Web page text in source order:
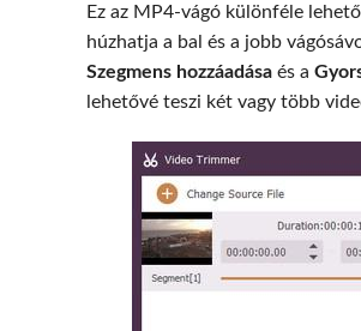
Ez az MP4-vágó különféle
húzhatja a bal és a jobb
Szegmens hozzáadása és a
lehetővé teszi két vagy több